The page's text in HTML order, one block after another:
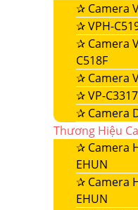
✰ Camera
✰VPH-
✰ Camera
C518F
✰ Camera
✰VP-
✰ Camera
Thương Hiệu
✰ Camera
EHUN
✰ Camera
EHUN